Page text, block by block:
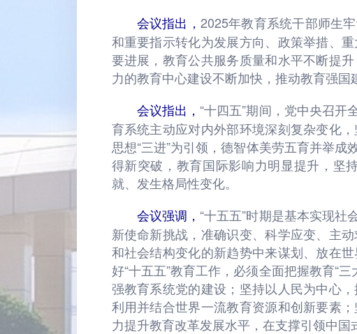
会议指出， 2025年教育系统干部师生
和重要指示转化为发展方向、政策举措、
要进展，教育公共服务质量和水平不断提
力的教育中心建设不断加快，推动教育强国
会议指出， “十四五”期间，党中央召
育系统主动应对内外部环境深刻复杂变化
思想“三进”为引领，德智体美劳五育并举
得新突破，教育国际影响力明显提升，坚
就、发生格局性变化。
会议强调， “十五五”时期是基本实现
新使命新挑战，准确识变、科学应变、主
和社会结构变化的新趋势中来谋划、放在
好“十五五”教育工作，必须全面把握教育“
强教育系统党的建设；坚持以人民为中心
利用并结合世界一流教育资源和创新要素
力提升教育改革发展水平，在支撑引领中国